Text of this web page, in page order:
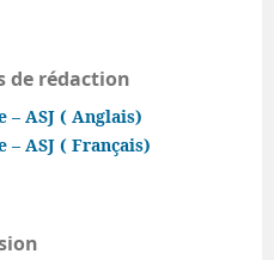
de rédaction
– ASJ ( Anglais)
– ASJ ( Français)